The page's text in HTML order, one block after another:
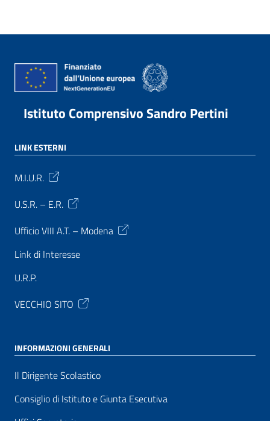
Istituto Comprensivo Sandro Pertini
LINK ESTERNI
M.I.U.R.
U.S.R. – E.R.
Ufficio VIII A.T. – Modena
Link di Interesse
U.R.P.
VECCHIO SITO
INFORMAZIONI GENERALI
Il Dirigente Scolastico
Consiglio di Istituto e Giunta Esecutiva